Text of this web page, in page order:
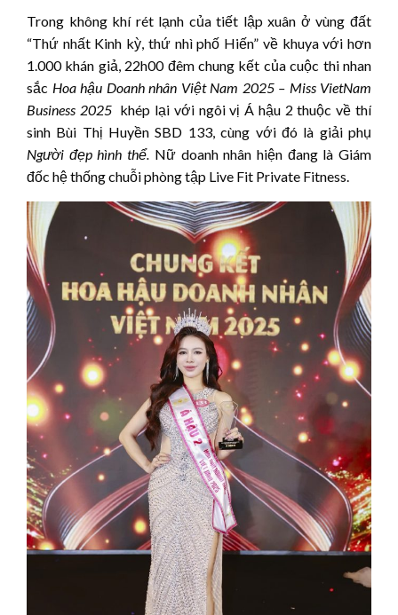
Trong không khí rét lạnh của tiết lập xuân ở vùng đất
“Thứ nhất Kinh kỳ, thứ nhì phố Hiến” về khuya với hơn
1.000 khán giả, 22h00 đêm chung kết của cuộc thi nhan
sắc Hoa hậu Doanh nhân Việt Nam 2025 – Miss VietNam
Business 2025 khép lại với ngôi vị Á hậu 2 thuộc về thí
sinh Bùi Thị Huyền SBD 133, cùng với đó là giải phụ
Người đẹp hình thể. Nữ doanh nhân hiện đang là Giám
đốc hệ thống chuỗi phòng tập Live Fit Private Fitness.